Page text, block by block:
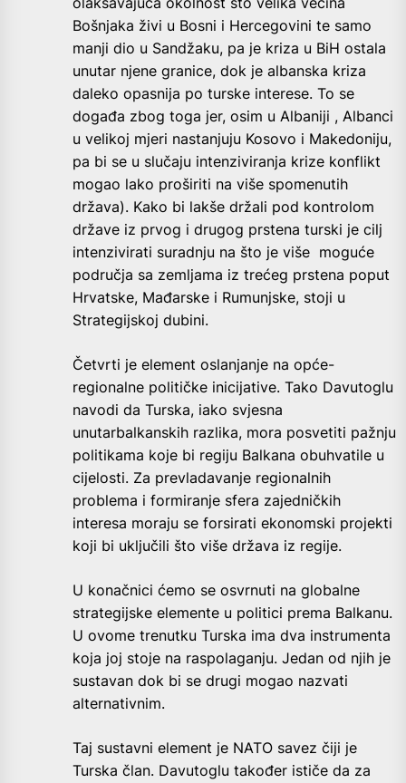
Bošnjaka živi u Bosni i Hercegovini te samo
manji dio u Sandžaku, pa je kriza u BiH ostala
unutar njene granice, dok je albanska kriza
daleko opasnija po turske interese. To se
događa zbog toga jer, osim u Albaniji , Albanci
u velikoj mjeri nastanjuju Kosovo i Makedoniju,
pa bi se u slučaju intenziviranja krize konflikt
mogao lako proširiti na više spomenutih
država). Kako bi lakše držali pod kontrolom
države iz prvog i drugog prstena turski je cilj
intenzivirati suradnju na što je više moguće
područja sa zemljama iz trećeg prstena poput
Hrvatske, Mađarske i Rumunjske, stoji u
Strategijskoj dubini.
Četvrti je element oslanjanje na opće-
regionalne političke inicijative. Tako Davutoglu
navodi da Turska, iako svjesna
unutarbalkanskih razlika, mora posvetiti pažnju
politikama koje bi regiju Balkana obuhvatile u
cijelosti. Za prevladavanje regionalnih
problema i formiranje sfera zajedničkih
interesa moraju se forsirati ekonomski projekti
koji bi uključili što više država iz regije.
U konačnici ćemo se osvrnuti na globalne
strategijske elemente u politici prema Balkanu.
U ovome trenutku Turska ima dva instrumenta
koja joj stoje na raspolaganju. Jedan od njih je
sustavan dok bi se drugi mogao nazvati
alternativnim.
Taj sustavni element je NATO savez čiji je
Turska član. Davutoglu također ističe da za